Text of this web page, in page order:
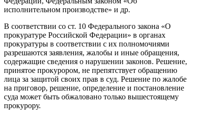
исполнительном производстве» и др.
В соответствии со ст. 10 Федерального закона «О
прокуратуре Российской Федерации» в органах
прокуратуры в соответствии с их полномочиями
разрешаются заявления, жалобы и иные обращения,
содержащие сведения о нарушении законов. Решение,
принятое прокурором, не препятствует обращению
лица за защитой своих прав в суд. Решение по жалобе
на приговор, решение, определение и постановление
суда может быть обжаловано только вышестоящему
прокурору.